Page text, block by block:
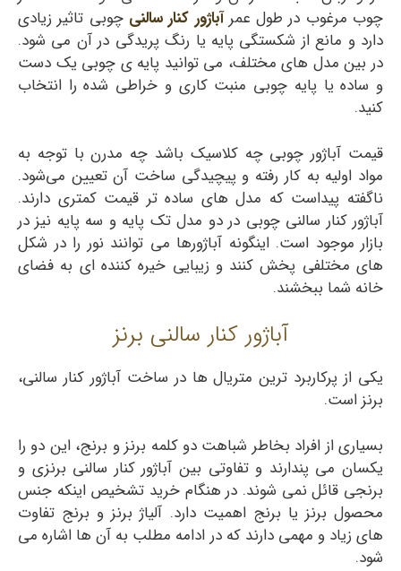
چوب مرغوب در طول عمرآباژور کنار سالنی چوبی تاثیر زیادی
دارد و مانع از شکستگی پایه یا رنگ پریدگی در آن می شود.
در بین مدل های مختلف، می توانید پایه ی چوبی یک دست
و ساده یا پایه چوبی منبت کاری و خراطی شده را انتخاب
کنید.
قیمت آباژور چوبی چه کلاسیک باشد چه مدرن با توجه به
مواد اولیه به کار رفته و پیچیدگی ساخت آن تعیین می‌شود.
ناگفته پیداست که مدل های ساده تر قیمت کمتری دارند.
آباژور کنار سالنی چوبی در دو مدل تک پایه و سه پایه نیز در
بازار موجود است. اینگونه آباژورها می توانند نور را در شکل
های مختلفی پخش کنند و زیبایی خیره کننده ای به فضای
خانه شما ببخشند.
آباژور کنار سالنی برنز
یکی از پرکاربرد ترین متریال ها در ساخت آباژور کنار سالنی،
برنز است.
بسیاری از افراد بخاطر شباهت دو کلمه برنز و برنج، این دو را
یکسان می پندارند و تفاوتی بین آباژور کنار سالنی برنزی و
برنجی قائل نمی شوند. در هنگام خرید تشخیص اینکه جنس
محصول برنز یا برنج اهمیت دارد. آلیاژ برنز و برنج تفاوت
های زیاد و مهمی دارند که در ادامه مطلب به آن ها اشاره می
شود.